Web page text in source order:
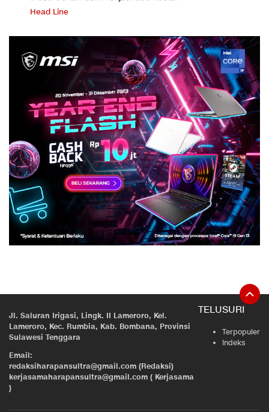
Head Line
Jl. Saluran Irigasi, Lingk. II Lameroro, Kel.
Lameroro, Kec. Rumbia, Kab. Bombana, Provinsi
Sulawesi Tenggara
Email:
redaksiharapansultra@gmail.com (Redaksi)
kerjasamaharapansultra@gmail.com ( Kerjasama
)
TELUSURI
Terpopuler
Indeks